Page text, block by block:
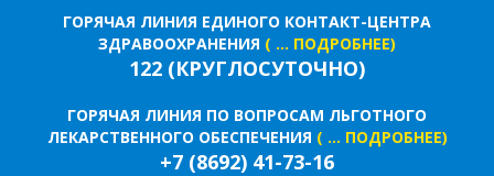
ГОРЯЧАЯ ЛИНИЯ ЕДИНОГО КОНТАКТ-ЦЕНТРА
ЗДРАВООХРАНЕНИЯ ( ... ПОДРОБНЕЕ)
122 (КРУГЛОСУТОЧНО)
ГОРЯЧАЯ ЛИНИЯ ПО ВОПРОСАМ ЛЬГОТНОГО
ЛЕКАРСТВЕННОГО ОБЕСПЕЧЕНИЯ ( ... ПОДРОБНЕЕ)
+7 (8692) 41-73-16